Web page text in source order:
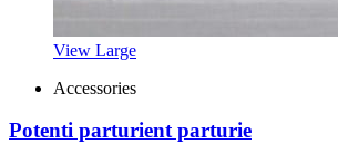
View Large
Accessories
Potenti parturient parturie